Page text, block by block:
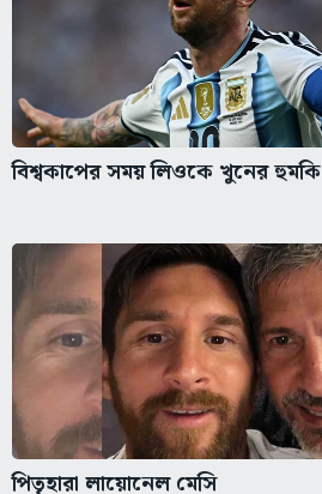
বিশ্বকাপের সময় লিওকে খুনের হুমকি
পিতৃহারা লায়োনেল মেসি